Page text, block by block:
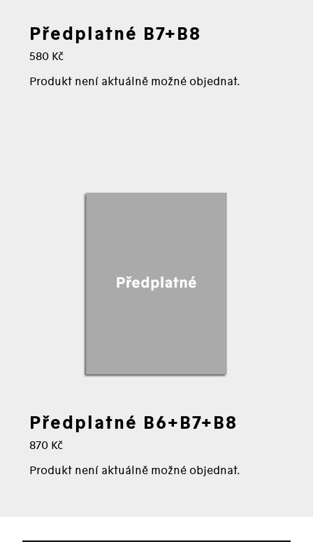
Předplatné B7+B8
Cena:
580 Kč
Produkt není aktuálně možné objednat.
Předplatné B6+B7+B8
Cena:
870 Kč
Produkt není aktuálně možné objednat.